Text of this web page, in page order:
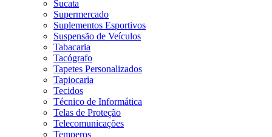
Sucata
Supermercado
Suplementos Esportivos
Suspensão de Veículos
Tabacaria
Tacógrafo
Tapetes Personalizados
Tapiocaria
Tecidos
Técnico de Informática
Telas de Proteção
Telecomunicações
Temperos